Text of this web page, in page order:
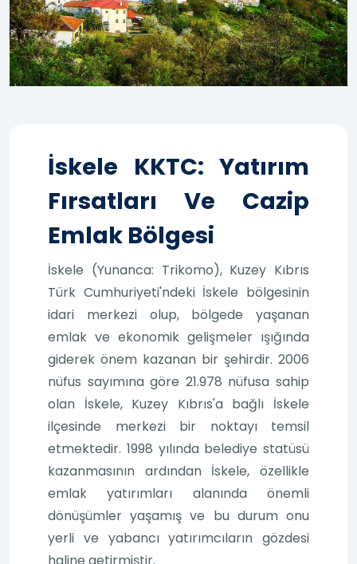
İskele KKTC: Yatırım
Fırsatları Ve Cazip
Emlak Bölgesi
İskele (Yunanca: Trikomo), Kuzey Kıbrıs
Türk Cumhuriyeti'ndeki İskele bölgesinin
idari merkezi olup, bölgede yaşanan
emlak ve ekonomik gelişmeler ışığında
giderek önem kazanan bir şehirdir. 2006
nüfus sayımına göre 21.978 nüfusa sahip
olan İskele, Kuzey Kıbrıs'a bağlı İskele
ilçesinde merkezi bir noktayı temsil
etmektedir. 1998 yılında belediye statüsü
kazanmasının ardından İskele, özellikle
emlak yatırımları alanında önemli
dönüşümler yaşamış ve bu durum onu
yerli ve yabancı yatırımcıların gözdesi
haline getirmiştir.